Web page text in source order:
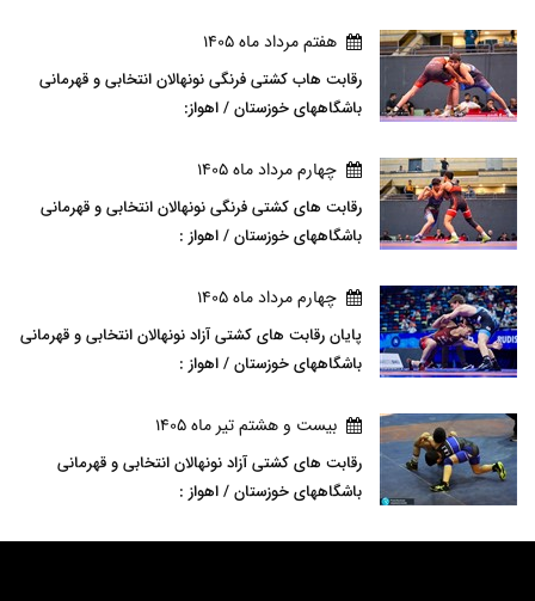
هفتم مرداد ماه 1405
رقابت هاب کشتی فرنگی نونهالان انتخابی و قهرمانی
باشگاههای خوزستان / اهواز:
چهارم مرداد ماه 1405
رقابت های کشتی فرنگی نونهالان انتخابی و قهرمانی
باشگاههای خوزستان / اهواز :
چهارم مرداد ماه 1405
پایان رقابت های کشتی آزاد نونهالان انتخابی و قهرمانی
باشگاههای خوزستان / اهواز :
بيست و هشتم تير ماه 1405
رقابت های کشتی آزاد نونهالان انتخابی و قهرمانی
باشگاههای خوزستان / اهواز :